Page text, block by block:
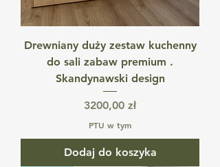
Drewniany duży zestaw kuchenny
do sali zabaw premium .
Skandynawski design
Cena
3200,00 zł
PTU w tym
Dodaj do koszyka